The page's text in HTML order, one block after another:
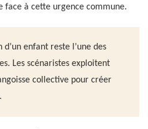
face à cette urgence commune.
d’un enfant reste l’une des
Les scénaristes exploitent
collective pour créer